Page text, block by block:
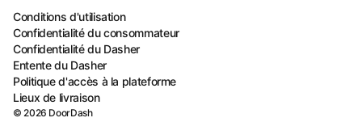
Conditions d'utilisation
Confidentialité du consommateur
Confidentialité du Dasher
Entente du Dasher
Politique d'accès à la plateforme
Lieux de livraison
©2026 DoorDash